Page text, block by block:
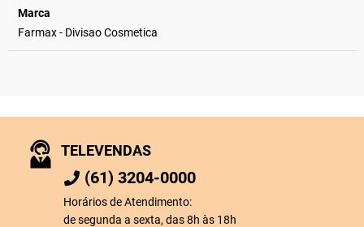
Marca
Farmax - Divisao Cosmetica
TELEVENDAS
(61) 3204-0000
Horários de Atendimento:
de segunda a sexta, das 8h às 18h